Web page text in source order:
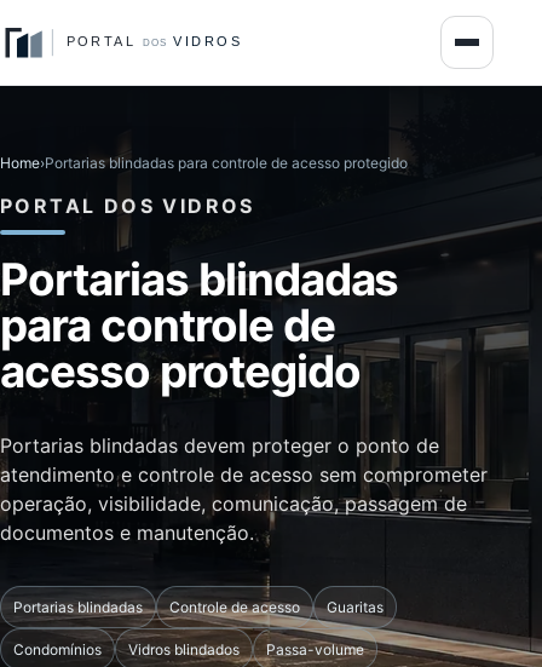
Home›Portarias blindadas para controle de acesso protegido
PORTAL DOS VIDROS
Portarias blindadas
para controle de
acesso protegido
Portarias blindadas devem proteger o ponto de
atendimento e controle de acesso sem comprometer
operação, visibilidade, comunicação, passagem de
documentos e manutenção.
Portarias blindadas Controle de acesso Guaritas
Condomínios Vidros blindados Passa-volume